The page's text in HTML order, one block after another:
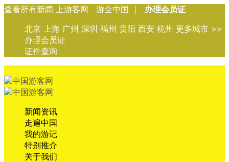
查看所有新闻 上游客网 游全中国 ｜
办理会员证
北京 上海 广州 深圳 福州 贵阳 西安 杭州 更多城市 >>
办理会员证
证件查询
新闻资讯
走遍中国
我的游记
特别推介
关于我们